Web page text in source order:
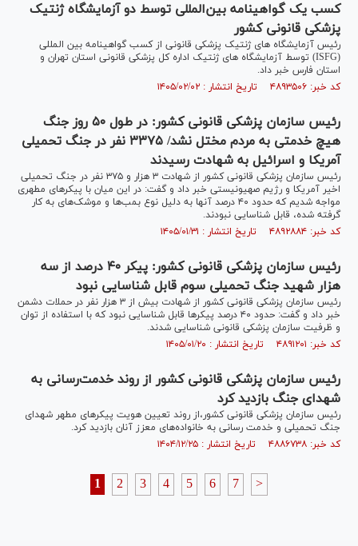
کسب یک گواهینامه بین‌المللی توسط دو آزمایشگاه ژنتیک
پزشکی قانونی کشور
رئیس آزمایشگاه های ژنتیک پزشکی قانونی از کسب گواهینامه بین المللی
(ISFG) توسط آزمایشگاه های ژنتیک اداره کل پزشکی قانونی استان تهران و
استان فارس خبر داد.
کد خبر: ۴۸۹۳۵۰۶ تاریخ انتشار : ۱۴۰۵/۰۲/۰۲
رئیس سازمان پزشکی قانونی کشور: در طول ۵۰ روز جنگ
هیچ خدمتی به مردم مختل نشد/ ۳۳۷۵ نفر در جنگ تحمیلی
آمریکا و اسرائیل به شهادت رسیدند
رئیس سازمان پزشکی قانونی کشور از شهادت ۳ هزار و ۳۷۵ نفر در جنگ تحمیلی
اخیر آمریکا و رژیم صهیونیستی خبر داد و گفت: در این میان با پیکر‌های مطهری
مواجه شدیم که حدود ۴۰ درصد آنها به دلیل نوع بمب‌ها و موشک‌های به کار
گرفته شده، قابل شناسایی نبودند.
کد خبر: ۴۸۹۲۸۸۴ تاریخ انتشار : ۱۴۰۵/۰۱/۳۱
رئیس سازمان پزشکی قانونی کشور: پیکر ۴۰ درصد از سه
هزار شهید جنگ تحمیلی سوم قابل شناسایی نبود
رئیس سازمان پزشکی قانونی کشور از شهادت بیش از ۳ هزار نفر در حملات دشمن
خبر داد و گفت: حدود ۴۰ درصد پیکر‌ها قابل شناسایی نبود که با استفاده از توان
و ظرفیت سازمان پزشکی قانونی شناسایی شدند.
کد خبر: ۴۸۹۱۲۰۱ تاریخ انتشار : ۱۴۰۵/۰۱/۲۰
رئیس سازمان پزشکی قانونی کشور از روند خدمت‌رسانی به
شهدای جنگ بازدید کرد
رئیس سازمان پزشکی قانونی کشور،از روند تعیین هویت پیکر‌های مطهر شهدای
جنگ تحمیلی و خدمت رسانی به خانواده‌های معزز آنان بازدید کرد.
کد خبر: ۴۸۸۶۷۳۸ تاریخ انتشار : ۱۴۰۴/۱۲/۲۵
1 2 3 4 5 6 7 >